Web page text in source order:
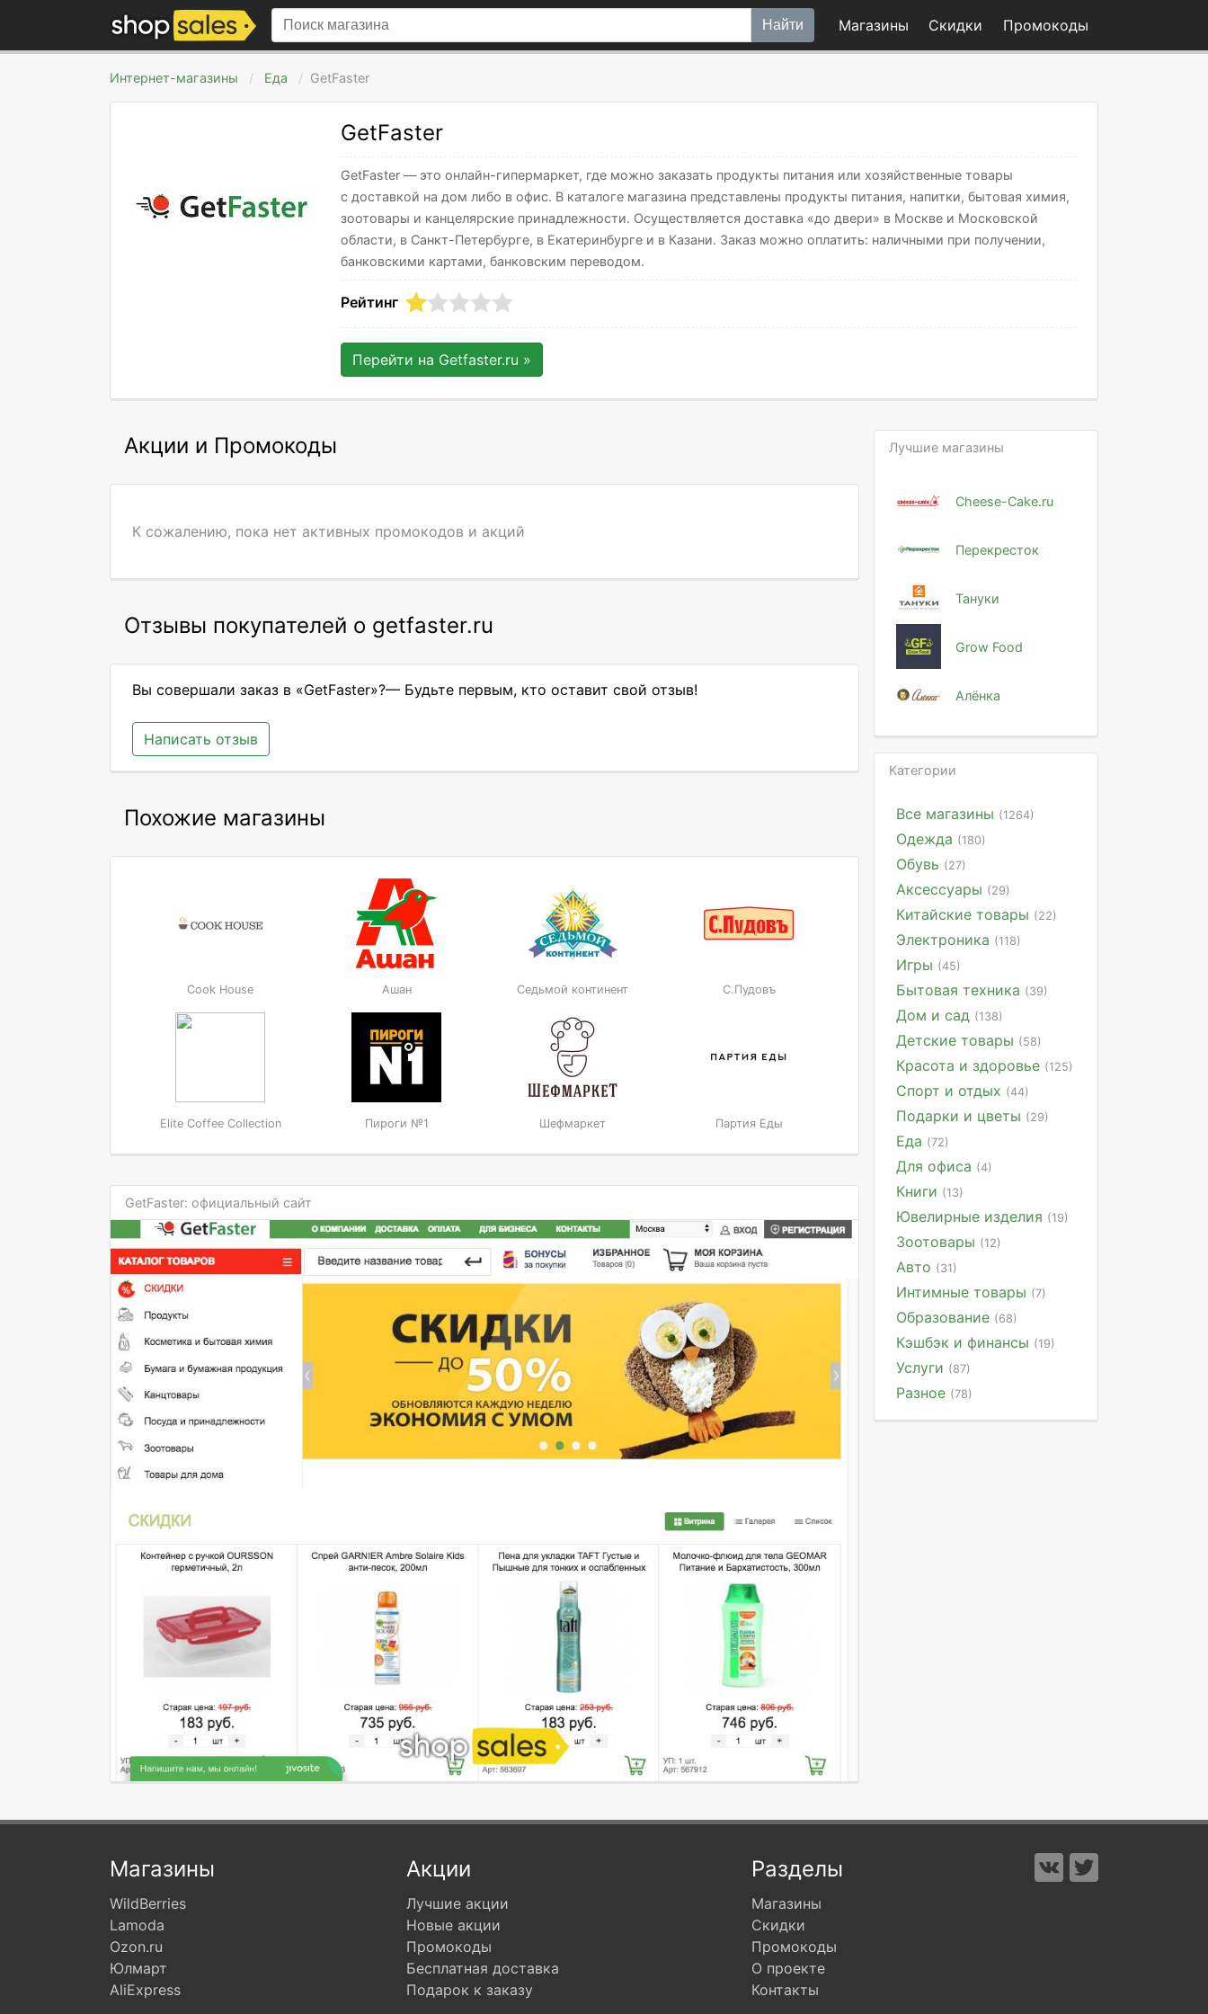
Найти Магазины Скидки Промокоды
Интернет-магазины Еда GetFaster
GetFaster
GetFaster — это онлайн-гипермаркет, где можно заказать продукты питания или хозяйственные товары
с доставкой на дом либо в офис. В каталоге магазина представлены продукты питания, напитки, бытовая химия,
зоотовары и канцелярские принадлежности. Осуществляется доставка «до двери» в Москве и Московской
области, в Санкт-Петербурге, в Екатеринбурге и в Казани. Заказ можно оплатить: наличными при получении,
банковскими картами, банковским переводом.
Рейтинг
Перейти на Getfaster.ru »
Акции и Промокоды
К сожалению, пока нет активных промокодов и акций
Отзывы покупателей о getfaster.ru
Вы совершали заказ в «GetFaster»?— Будьте первым, кто оставит свой отзыв!
Написать отзыв
Похожие магазины
Cook House Ашан Седьмой континент С.Пудовъ
Elite Coffee Collection Пироги №1 Шефмаркет Партия Еды
GetFaster: официальный сайт
Лучшие магазины
Cheese-Cake.ru
Перекресток
Тануки
Grow Food
Алёнка
Категории
Все магазины (1264)
Одежда (180)
Обувь (27)
Аксессуары (29)
Китайские товары (22)
Электроника (118)
Игры (45)
Бытовая техника (39)
Дом и сад (138)
Детские товары (58)
Красота и здоровье (125)
Спорт и отдых (44)
Подарки и цветы (29)
Еда (72)
Для офиса (4)
Книги (13)
Ювелирные изделия (19)
Зоотовары (12)
Авто (31)
Интимные товары (7)
Образование (68)
Кэшбэк и финансы (19)
Услуги (87)
Разное (78)
Магазины
WildBerries
Lamoda
Ozon.ru
Юлмарт
AliExpress
Акции
Лучшие акции
Новые акции
Промокоды
Бесплатная доставка
Подарок к заказу
Разделы
Магазины
Скидки
Промокоды
О проекте
Контакты